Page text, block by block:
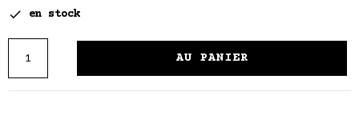
 en stock
AU PANIER